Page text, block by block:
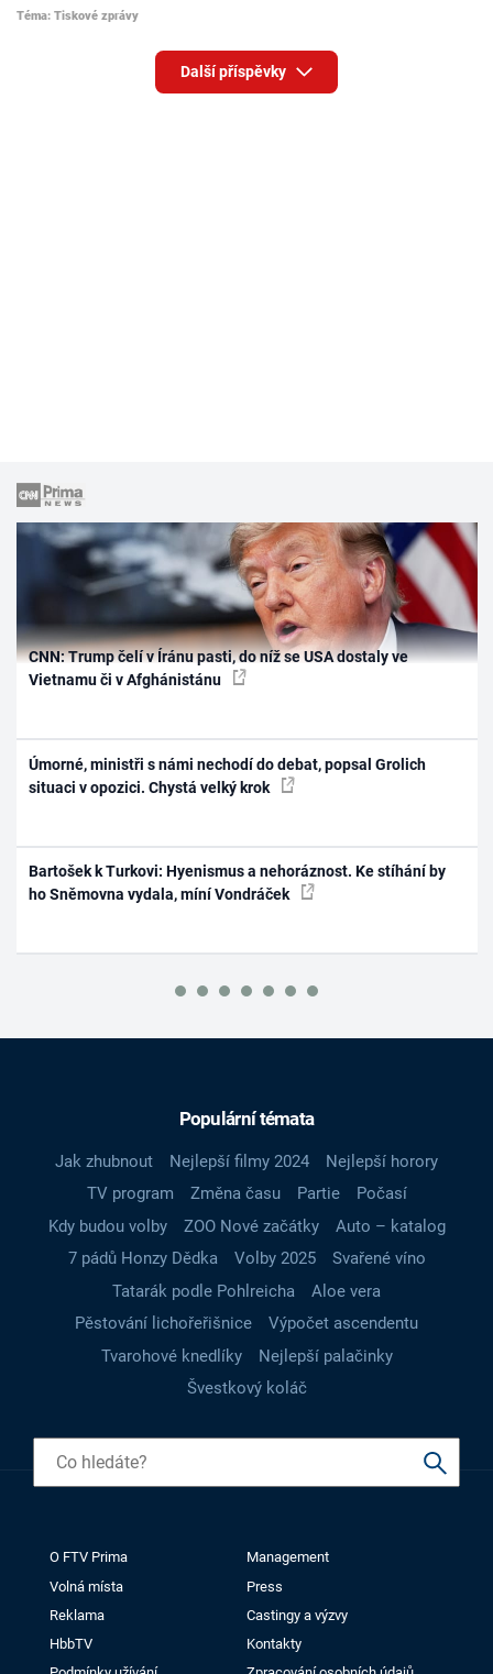
Téma: Tiskové zprávy
Další příspěvky
CNN: Trump čelí v Íránu pasti, do níž se USA dostaly ve
Vietnamu či v Afghánistánu
Úmorné, ministři s námi nechodí do debat, popsal Grolich
situaci v opozici. Chystá velký krok
Bartošek k Turkovi: Hyenismus a nehoráznost. Ke stíhání by
ho Sněmovna vydala, míní Vondráček
Populární témata
Jak zhubnout Nejlepší filmy 2024
Nejlepší horory
TV program
Změna času Partie
Počasí
Kdy budou volby
ZOO Nové začátky
Auto – katalog
7 pádů Honzy Dědka
Volby 2025
Svařené víno
Tatarák podle Pohlreicha
Aloe vera
Pěstování lichořeřišnice
Výpočet ascendentu
Tvarohové knedlíky
Nejlepší palačinky
Švestkový koláč
O FTV Prima
Management
Volná místa
Press
Reklama
Castingy a výzvy
HbbTV
Kontakty